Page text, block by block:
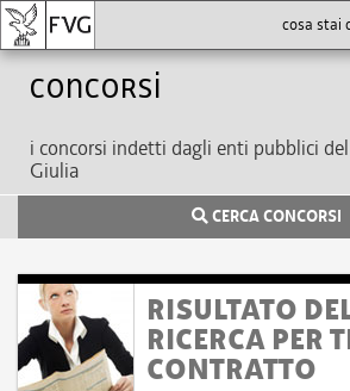
Concorsi
i concorsi indetti dagli enti pubblici
Giulia
CERCA CONCORSI
RISULTATO
RICERCA PER
CONTRATTO